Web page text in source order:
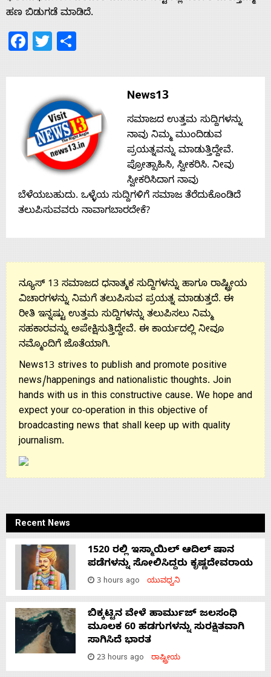
Advertise
Contact
ಹಣ ಬಿಡುಗಡೆ ಮಾಡಿದೆ.
Facebook
Twitter
News13
ಸಮಾಜದ ಉತ್ತಮ ಸುದ್ದಿಗಳನ್ನು
ನಾವು ನಿಮ್ಮ ಮುಂದಿಡುವ
ಪ್ರಯತ್ನವನ್ನು ಮಾಡುತ್ತಿದ್ದೇವೆ.
ಪ್ರೋತ್ಸಾಹಿಸಿ, ಸ್ವೀಕರಿಸಿ. ನೀವು
ಸ್ವೀಕರಿಸಿದಾಗ ನಾವು
ಬೆಳೆಯಬಹುದು. ಒಳ್ಳೆಯ ಸುದ್ದಿಗಳಿಗೆ ಸಮಾಜ ತೆರೆದುಕೊಂಡಿದೆ
ತಲುಪಿಸುವವರು ನಾವಾಗಬಾರದೇಕೆ?
ನ್ಯೂಸ್ 13 ಸಮಾಜದ ಧನಾತ್ಮಕ ಸುದ್ದಿಗಳನ್ನು ಹಾಗೂ ರಾಷ್ಟ್ರೀಯ
ವಿಚಾರಗಳನ್ನು ನಿಮಗೆ ತಲುಪಿಸುವ ಪ್ರಯತ್ನ ಮಾಡುತ್ತದೆ. ಈ
ರೀತಿ ಇನ್ನಷ್ಟು ಉತ್ತಮ ಸುದ್ದಿಗಳನ್ನು ತಲುಪಿಸಲು ನಿಮ್ಮ
ಸಹಕಾರವನ್ನು ಅಪೇಕ್ಷಿಸುತ್ತಿದ್ದೇವೆ. ಈ ಕಾರ್ಯದಲ್ಲಿ ನೀವೂ
ನಮ್ಮೊಂದಿಗೆ ಜೊತೆಯಾಗಿ.
News13 strives to publish and promote positive
news/happenings and nationalistic thoughts. Join
hands with us in this constructive cause. We hope and
expect your co-operation in this objective of
broadcasting news that shall keep up with quality
journalism.
Recent News
1520 ರಲ್ಲಿ ಇಸ್ಮಾಯಿಲ್ ಆದಿಲ್ ಷಾನ
ಪಡೆಗಳನ್ನು ಸೋಲಿಸಿದ್ದರು ಕೃಷ್ಣದೇವರಾಯ
3 hours ago ಯುವಧ್ವನಿ
ಬಿಕ್ಕಟ್ಟಿನ ವೇಳೆ ಹಾರ್ಮುಜ್ ಜಲಸಂಧಿ
ಮೂಲಕ 60 ಹಡಗುಗಳನ್ನು ಸುರಕ್ಷಿತವಾಗಿ
ಸಾಗಿಸಿದೆ ಭಾರತ
23 hours ago ರಾಷ್ಟ್ರೀಯ